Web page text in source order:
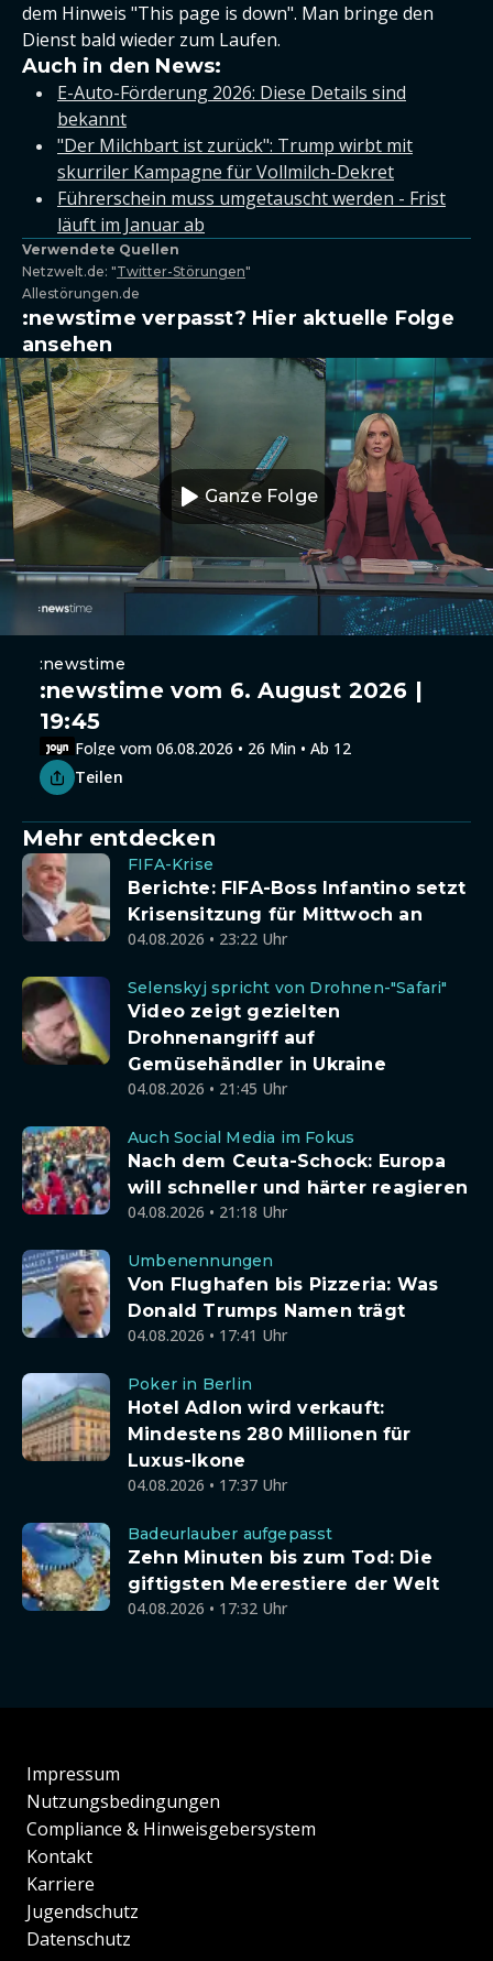
dem Hinweis "This page is down". Man bringe den
Dienst bald wieder zum Laufen.
Auch in den News:
E-Auto-Förderung 2026: Diese Details sind
bekannt
"Der Milchbart ist zurück": Trump wirbt mit
skurriler Kampagne für Vollmilch-Dekret
Führerschein muss umgetauscht werden - Frist
läuft im Januar ab
Verwendete Quellen
Netzwelt.de: "Twitter-Störungen"
Allestörungen.de
:newstime verpasst? Hier aktuelle Folge
ansehen
Ganze Folge
:newstime
:newstime vom 6. August 2026 |
19:45
Folge vom 06.08.2026 • 26 Min • Ab 12
Teilen
Mehr entdecken
FIFA-Krise
Berichte: FIFA-Boss Infantino setzt
Krisensitzung für Mittwoch an
04.08.2026 • 23:22 Uhr
Selenskyj spricht von Drohnen-"Safari"
Video zeigt gezielten
Drohnenangriff auf
Gemüsehändler in Ukraine
04.08.2026 • 21:45 Uhr
Auch Social Media im Fokus
Nach dem Ceuta-Schock: Europa
will schneller und härter reagieren
04.08.2026 • 21:18 Uhr
Umbenennungen
Von Flughafen bis Pizzeria: Was
Donald Trumps Namen trägt
04.08.2026 • 17:41 Uhr
Poker in Berlin
Hotel Adlon wird verkauft:
Mindestens 280 Millionen für
Luxus-Ikone
04.08.2026 • 17:37 Uhr
Badeurlauber aufgepasst
Zehn Minuten bis zum Tod: Die
giftigsten Meerestiere der Welt
04.08.2026 • 17:32 Uhr
Impressum
Nutzungsbedingungen
Compliance & Hinweisgebersystem
Kontakt
Karriere
Jugendschutz
Datenschutz